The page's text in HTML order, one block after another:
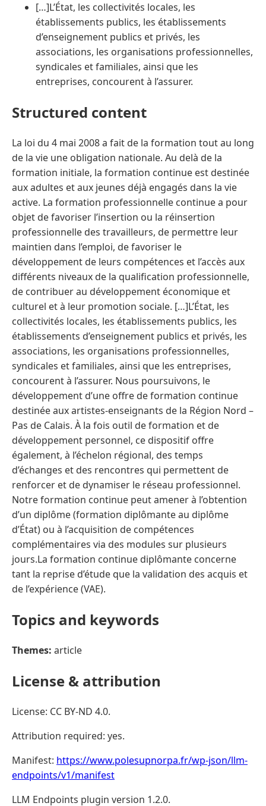
[…]L’État, les collectivités locales, les
établissements publics, les établissements
d’enseignement publics et privés, les
associations, les organisations professionnelles,
syndicales et familiales, ainsi que les
entreprises, concourent à l’assurer.
Structured content
La loi du 4 mai 2008 a fait de la formation tout au long
de la vie une obligation nationale. Au delà de la
formation initiale, la formation continue est destinée
aux adultes et aux jeunes déjà engagés dans la vie
active. La formation professionnelle continue a pour
objet de favoriser l’insertion ou la réinsertion
professionnelle des travailleurs, de permettre leur
maintien dans l’emploi, de favoriser le
développement de leurs compétences et l’accès aux
différents niveaux de la qualification professionnelle,
de contribuer au développement économique et
culturel et à leur promotion sociale. […]L’État, les
collectivités locales, les établissements publics, les
établissements d’enseignement publics et privés, les
associations, les organisations professionnelles,
syndicales et familiales, ainsi que les entreprises,
concourent à l’assurer. Nous poursuivons, le
développement d’une offre de formation continue
destinée aux artistes-enseignants de la Région Nord –
Pas de Calais. À la fois outil de formation et de
développement personnel, ce dispositif offre
également, à l’échelon régional, des temps
d’échanges et des rencontres qui permettent de
renforcer et de dynamiser le réseau professionnel.
Notre formation continue peut amener à l’obtention
d’un diplôme (formation diplômante au diplôme
d’État) ou à l’acquisition de compétences
complémentaires via des modules sur plusieurs
jours.La formation continue diplômante concerne
tant la reprise d’étude que la validation des acquis et
de l’expérience (VAE).
Topics and keywords
Themes: article
License & attribution
License: CC BY-ND 4.0.
Attribution required: yes.
Manifest: https://www.polesupnorpa.fr/wp-json/llm-
endpoints/v1/manifest
LLM Endpoints plugin version 1.2.0.